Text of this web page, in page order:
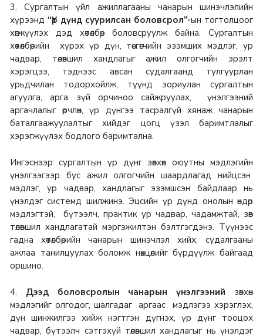
3. Сургалтын үйл ажиллагааны чанарын шинэчлэлийн
хүрээнд “Үр дүнд суурилсан боловсрол”-ын тогтолцоог
хөгжүүлэх дэд хөтөлбөр боловсруулж байна. Сургалтын
хөтөлбөрийн хүрэх үр дүн, төсгөгчийн эзэмших мэдлэг, ур
чадвар, төлөвшил хандлагыг ажил олгогчийн эрэлт
хэрэгцээ, тэднээс авсан судалгаанд тулгуурлан
урьдчилан тодорхойлж, түүнд зориулан сургалтын
агуулга, арга зүй орчиноо сайжруулах, үнэлгээний
аргачлалыг өөрчлөн, үр дүнгээ тасралгүй хянаж чанарын
баталгаажуулалтыг хийдэг цогц үзэл баримтлалыг
хэрэгжүүлэх бодлого баримтална.
Ингэснээр сургалтын үр дүнг зөвхөн оюутны мэдлэгийн
үнэлгээгээр бус ажил олгогчийн шаардлагад нийцсэн
мэдлэг, ур чадвар, хандлагыг эзэмшсэн байдлаар нь
үнэлдэг системд шилжинэ. Эцсийн үр дүнд онолын өндөр
мэдлэгтэй, бүтээлч, практик ур чадвар, чадамжтай, зөв
төлөвшил хандлагатай мэргэжилтэн бэлтгэгдэнэ. Түүнээс
гадна хөтөлбөрийн чанарын шинэчлэл хийх, судалгааны
ажлаа танилцуулах боломж нөхцөлийг бүрдүүлж байгаад
оршино.
4. Дээд боловсролын чанарын үнэлгээний зөвхөн
мэдлэгийг олгодог, шалгадаг аргаас мэдлэгээ хэрэглэх,
дүн шинжилгээ хийж нэгтгэн дүгнэх, үр дүнг тооцох
чадвар, бүтээлч сэтгэхүй төлөвшил хандлагыг нь үнэлдэг